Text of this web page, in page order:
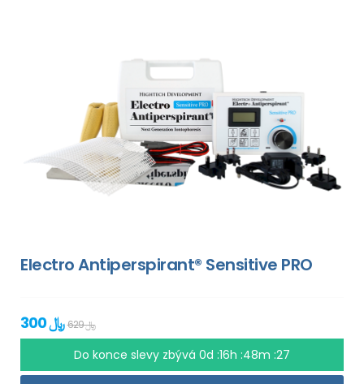
Electro Antiperspirant® Sensitive PRO
300 ﷼ 629 ﷼
Do konce slevy zbývá 0d :16h :48m :27